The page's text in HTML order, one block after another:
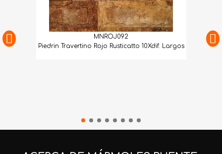
MNROJ092
Piedrin Travertino Rojo Rusticatto 10Xdif. Largos